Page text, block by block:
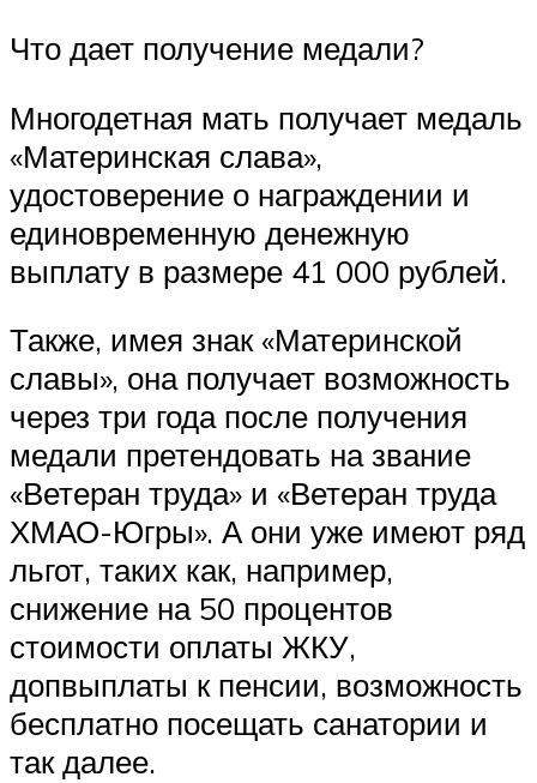
Что дает получение медали?
Многодетная мать получает медаль
«Материнская слава»,
удостоверение о награждении и
единовременную денежную
выплату в размере 41 000 рублей.
Также, имея знак «Материнской
славы», она получает возможность
через три года после получения
медали претендовать на звание
«Ветеран труда» и «Ветеран труда
ХМАО-Югры». А они уже имеют ряд
льгот, таких как, например,
снижение на 50 процентов
стоимости оплаты ЖКУ,
допвыплаты к пенсии, возможность
бесплатно посещать санатории и
так далее.